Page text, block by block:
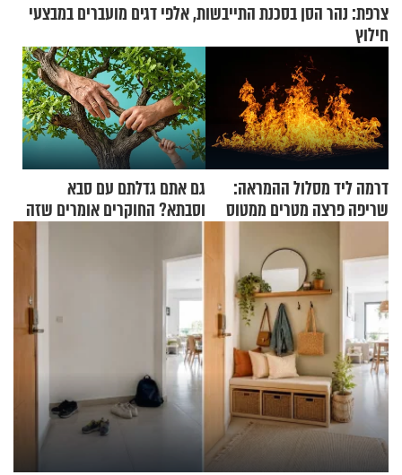
צרפת: נהר הסן בסכנת התייבשות, אלפי דגים מועברים במבצעי
חילוץ
דרמה ליד מסלול ההמראה:
שריפה פרצה מטרים ממטוס
גם אתם גדלתם עם סבא
וסבתא? החוקרים אומרים שזה